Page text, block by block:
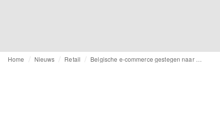
Home Nieuws Retail